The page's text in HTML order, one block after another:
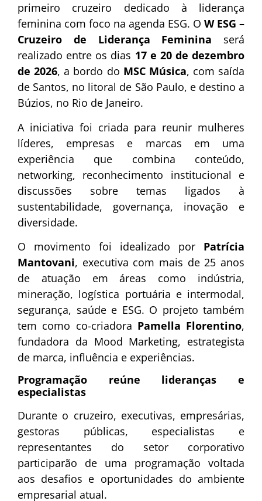
primeiro cruzeiro dedicado à liderança
feminina com foco na agenda ESG. O W ESG –
Cruzeiro de Liderança Feminina será
realizado entre os dias 17 e 20 de dezembro
de 2026, a bordo do MSC Música, com saída
de Santos, no litoral de São Paulo, e destino a
Búzios, no Rio de Janeiro.
A iniciativa foi criada para reunir mulheres
líderes, empresas e marcas em uma
experiência que combina conteúdo,
networking, reconhecimento institucional e
discussões sobre temas ligados à
sustentabilidade, governança, inovação e
diversidade.
O movimento foi idealizado por Patrícia
Mantovani, executiva com mais de 25 anos
de atuação em áreas como indústria,
mineração, logística portuária e intermodal,
segurança, saúde e ESG. O projeto também
tem como co-criadora Pamella Florentino,
fundadora da Mood Marketing, estrategista
de marca, influência e experiências.
Programação reúne lideranças e
especialistas
Durante o cruzeiro, executivas, empresárias,
gestoras públicas, especialistas e
representantes do setor corporativo
participarão de uma programação voltada
aos desafios e oportunidades do ambiente
empresarial atual.